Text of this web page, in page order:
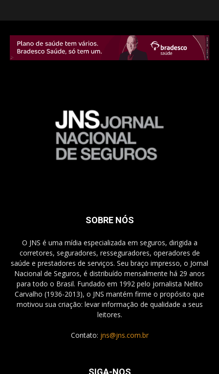
SOBRE NÓS
O JNS é uma mídia especializada em seguros, dirigida a
corretores, seguradores, resseguradores, operadores de
saúde e prestadores de serviços. Seu braço impresso, o Jornal
Nacional de Seguros, é distribuído mensalmente há 29 anos
para todo o Brasil. Fundado em 1992 pelo jornalista Nelito
Carvalho (1936-2013), o JNS mantém firme o propósito que
motivou sua criação: levar informação de qualidade a seus
leitores.
Contato: jns@jns.com.br
SIGA-NOS